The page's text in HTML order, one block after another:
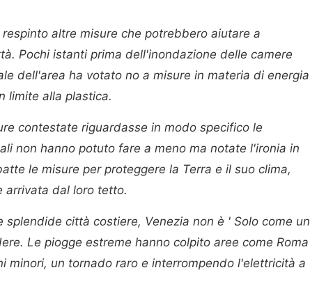
altre misure che potrebbero aiutare a
Pochi istanti prima dell'inondazione delle camere
dell'area ha votato no a misure in materia di energia
limite alla plastica.
contestate riguardasse in modo specifico le
non hanno potuto fare a meno ma notate l'ironia in
le misure per proteggere la Terra e il suo clima,
arrivata dal loro tetto.
splendide città costiere, Venezia non è ' Solo come un
Le piogge estreme hanno colpito aree come Roma
minori, un tornado raro e interrompendo l'elettricità a